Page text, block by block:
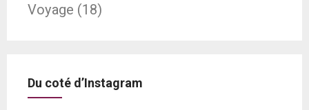
Voyage (18)
Du coté d’Instagram